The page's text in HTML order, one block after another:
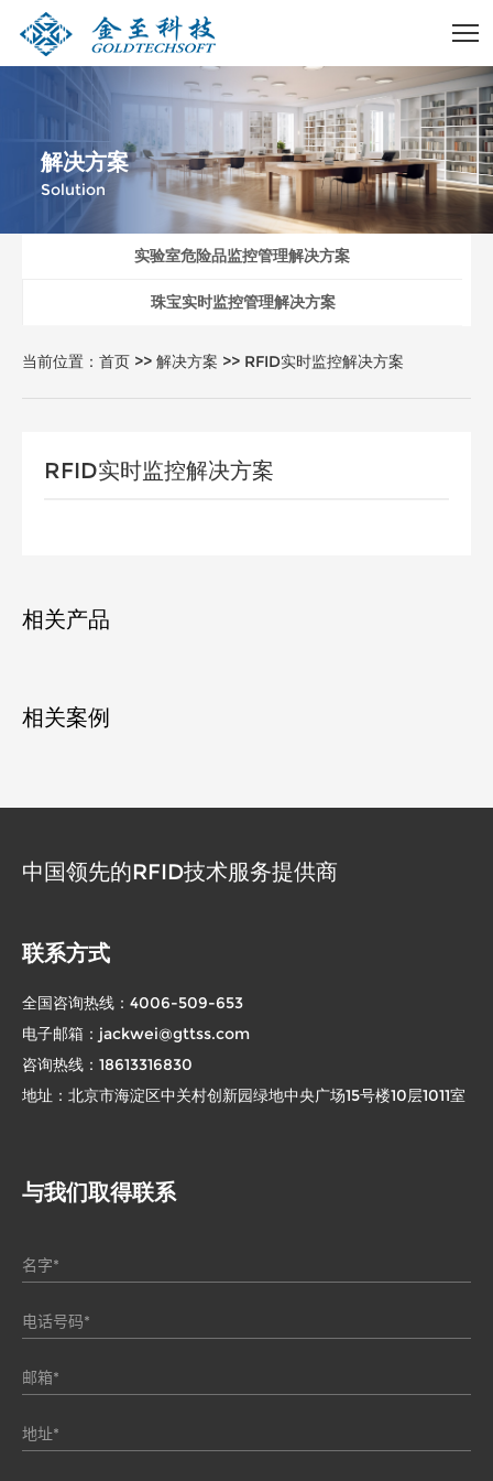
解决方案
Solution
实验室危险品监控管理解决方案
珠宝实时监控管理解决方案
当前位置： 首页 >> 解决方案 >> RFID实时监控解决方案
RFID实时监控解决方案
相关产品
相关案例
中国领先的RFID技术服务提供商
联系方式
全国咨询热线： 4006-509-653
电子邮箱： jackwei@gttss.com
咨询热线： 18613316830
地址：北京市海淀区中关村创新园绿地中央广场15号楼10层1011室
与我们取得联系